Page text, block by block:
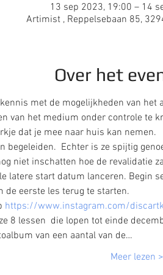
13 sep 2023, 19:00 – 14
Artimist , Reppelsebaan 85,
Over het
met de mogelijkheden van
van het medium onder controle te
dat je mee naar huis kan nemen.
begeleiden.  Echter is ze spijtig
niet inschatten hoe de revalidatie
latere start datum lanceren. Begin
de eerste les terug te starten.
https://www.instagram.com/
8 lessen  die lopen tot einde
van een aantal van de…
Meer lezen >